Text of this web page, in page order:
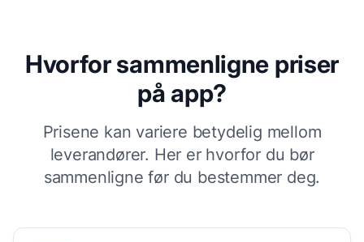
Hvorfor sammenligne priser
på app?
Prisene kan variere betydelig mellom
leverandører. Her er hvorfor du bør
sammenligne før du bestemmer deg.